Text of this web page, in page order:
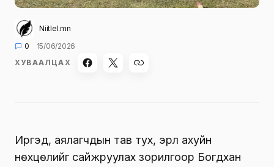
Niitlel.mn
0
15/06/2026
ХУВААЛЦАХ
Иргэд, аялагчдын тав тух, эрүүл ахуйн
нөхцөлийг сайжруулах зорилгоор Богдхан